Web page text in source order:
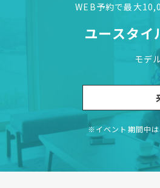
WEB予約で最大
ユースタイ
モデ
※イベント期間中